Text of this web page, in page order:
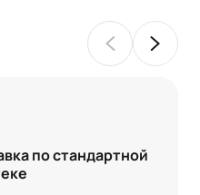
по стандартной